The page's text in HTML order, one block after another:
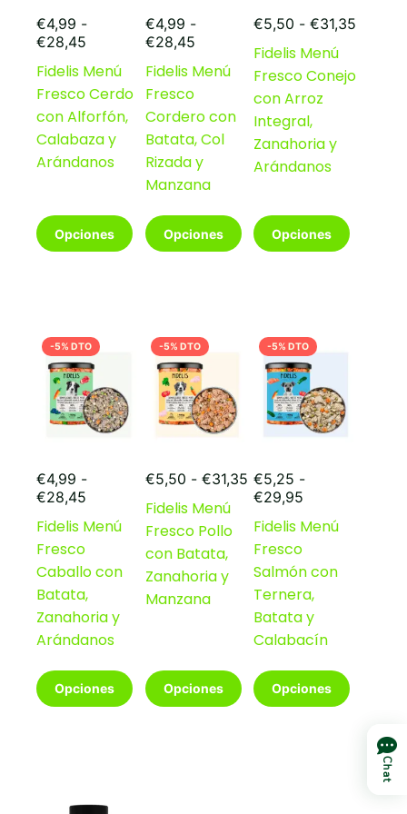
producto
producto
producto
€4,99 -
€28,45
precios:
desde
€4,99
hasta
€28,45
Fidelis Menú
Fresco Cerdo
con Alforfón,
Calabaza y
Arándanos
Opciones
Este
producto
opciones
se
pueden
elegir
en
producto
€4,99 -
€28,45Rango
precios:
desde
€4,99
hasta
€28,45
Fidelis Menú
Fresco
Cordero con
Batata, Col
Rizada y
Manzana
Opciones
Este
producto
opciones
se
pueden
elegir
producto
€5,50 - €31,35
desde
Fidelis Menú
Fresco Conejo
con Arroz
Integral,
Zanahoria y
Arándanos
Opciones
Este
producto
opciones
se
pueden
elegir
en
producto
-5% DTO
€4,99 -
€28,45
precios:
€4,99
€28,45
Fidelis Menú
Fresco
Caballo con
Batata,
Zanahoria y
Arándanos
Opciones
Este
producto
-5% DTO
€5,50 - €31,35Rango
de
desde
€5,50
hasta
€31,35
Fidelis Menú
Fresco Pollo
con Batata,
Zanahoria y
Manzana
Opciones
Este
producto
-5% DTO
€5,25 -
€29,95
precios:
€5,25
€29,95
Fidelis Menú
Fresco
Salmón con
Ternera,
Batata y
Calabacín
Opciones
Este
producto
Chat